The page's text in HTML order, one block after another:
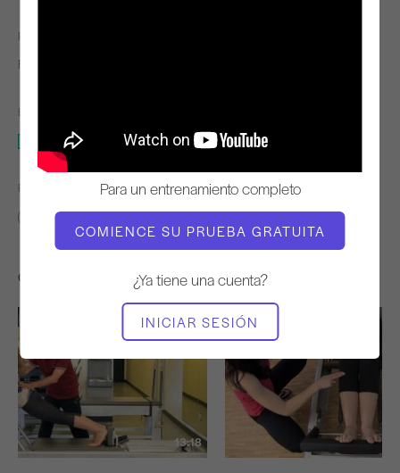
Para un entrenamiento completo
COMIENCE SU PRUEBA GRATUITA
¿Ya tiene una cuenta?
INICIAR SESIÓN
PROFESOR
Fabien Menegon
EQUIPO NECESARIO
Reformer
ENCONTRAR CLASES SIMILARES PARA
0 - 10 min
Otros entrenamientos que te pueden gustar
13:18